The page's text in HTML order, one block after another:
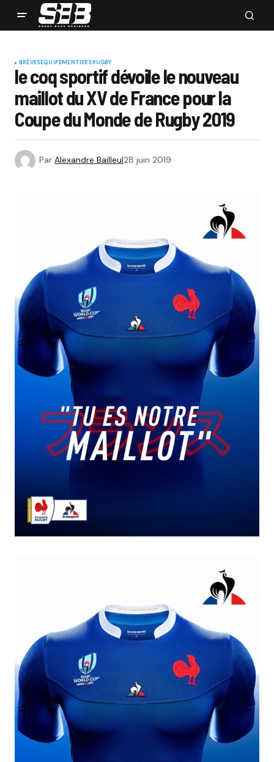
BRÈVESEQUIPEMENTIERSRUGBY
le coq sportif dévoile le nouveau
maillot du XV de France pour la
Coupe du Monde de Rugby 2019
Par Alexandre Bailleul28 juin 2019